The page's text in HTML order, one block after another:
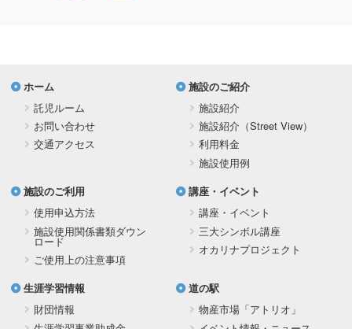
ホーム
託児ルーム
お問い合わせ
交通アクセス
施設のご紹介
施設紹介
施設紹介（Street View）
利用料金
施設使用例
施設のご利用
使用申込方法
施設使用関係書類ダウン
ロード
ご使用上の注意事項
講座・イベント
講座・イベント
三大シンボル講座
オカリナプロジェクト
生涯学習情報
財団情報
道の駅
物産市場「アトリオ」